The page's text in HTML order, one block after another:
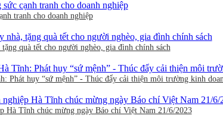
tranh cho doanh nghiệp
quà tết cho người nghèo, gia đình chính sách
Phát huy “sứ mệnh” - Thúc đẩy cải thiện môi trường kinh
Hà Tĩnh chúc mừng ngày Báo chí Việt Nam 21/6/2023